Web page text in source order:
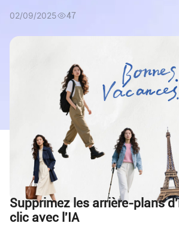
02/09/2025 47
Supprimez les arrière-plans
clic avec l'IA